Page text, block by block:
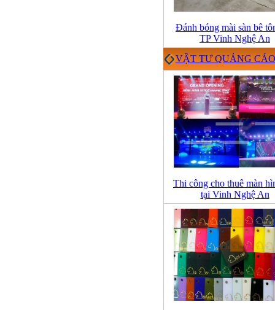
Đánh bóng mài sàn bê
TP Vinh Nghệ An
VẬT TƯ QUẢNG CÁO
Thi công cho thuê màn
tại Vinh Nghệ An